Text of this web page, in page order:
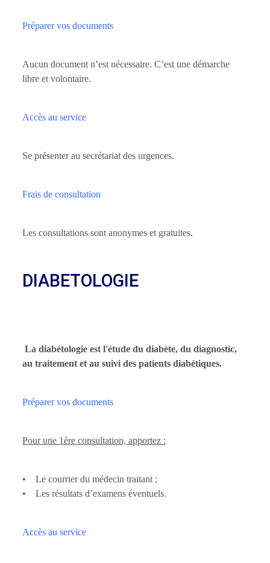
Préparer vos documents
Aucun document n’est nécessaire. C’est une démarche
libre et volontaire.
Accès au service
Se présenter au secrétariat des urgences.
Frais de consultation
Les consultations sont anonymes et gratuites.
DIABETOLOGIE
La diabétologie est l'étude du diabète, du diagnostic,
au traitement et au suivi des patients diabétiques.
Préparer vos documents
Pour une 1ère consultation, apportez :
• Le courrier du médecin traitant ;
• Les résultats d’examens éventuels.
Accès au service